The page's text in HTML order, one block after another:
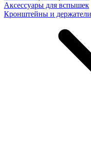
Аксесcуары для вспышек
Кронштейны и держатели